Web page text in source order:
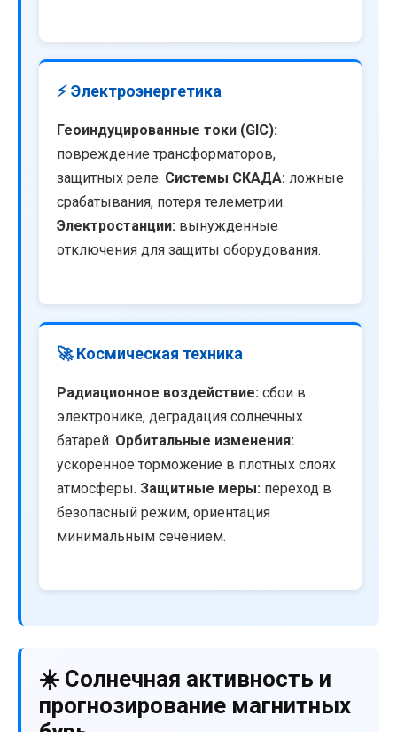
⚡ Электроэнергетика
Геоиндуцированные токи (GIC):
повреждение трансформаторов,
защитных реле. Системы СКАДА: ложные
срабатывания, потеря телеметрии.
Электростанции: вынужденные
отключения для защиты оборудования.
🚀 Космическая техника
Радиационное воздействие: сбои в
электронике, деградация солнечных
батарей. Орбитальные изменения:
ускоренное торможение в плотных слоях
атмосферы. Защитные меры: переход в
безопасный режим, ориентация
минимальным сечением.
☀️ Солнечная активность и
прогнозирование магнитных